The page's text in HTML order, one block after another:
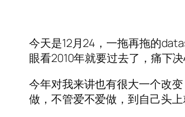
今天是12月24，一拖再拖的
眼看2010年就要过去了，痛下决
今年对我来讲也有很大一个改
做，不管爱不爱做，到自己头上